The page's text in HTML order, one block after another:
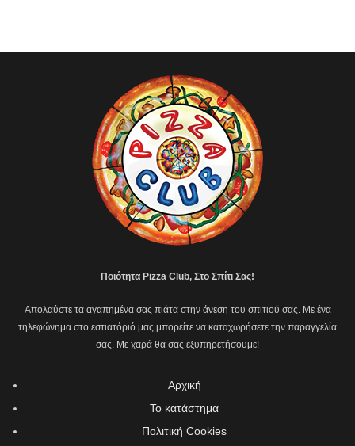
Ποιότητα Pizza Club, Στο Σπίτι Σας!
Απολαύστε τα αγαπημένα σας πιάτα στην άνεση του σπιτιού σας. Με ένα
τηλεφώνημα στο εστιατόριό μας μπορείτε να καταχωρήσετε την παραγγελία
σας. Με χαρά θα σας εξυπηρετήσουμε!
Αρχική
Το κατάστημα
Πολιτική Cookies